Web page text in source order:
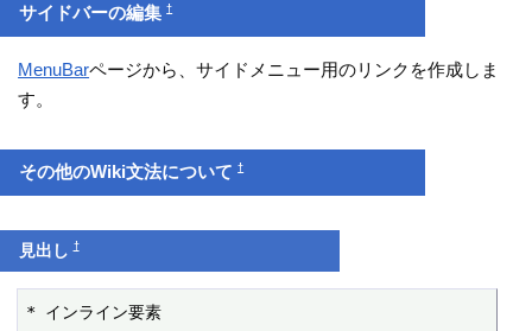
サイドバーの編集†
MenuBarページから、サイドメニュー用のリンクを作成しま
す。
その他のWiki文法について†
見出し†
* インライン要素